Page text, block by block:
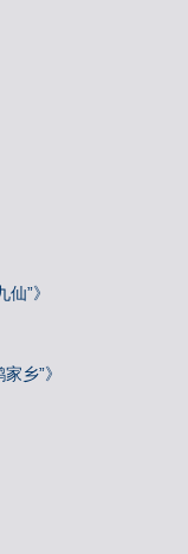
”》
乡”》